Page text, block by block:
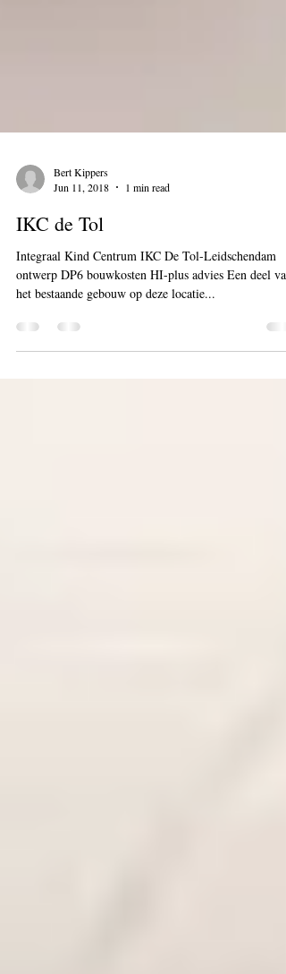
Jun 11, 2018
IKC de Tol
Integraal Kind Centrum IKC De Tol-Leidschendam
ontwerp DP6 bouwkosten HI-plus advies Een deel van
het bestaande gebouw op deze locatie...